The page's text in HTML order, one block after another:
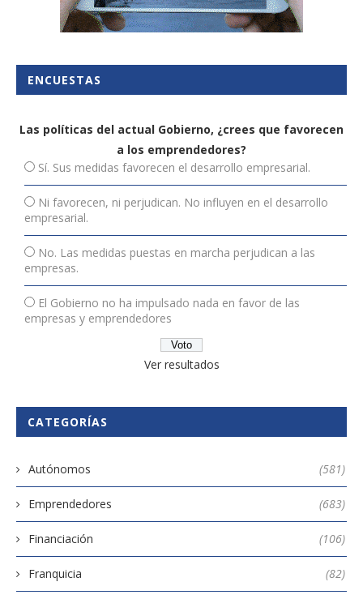
ENCUESTAS
Las políticas del actual Gobierno, ¿crees que favorecen
a los emprendedores?
Sí. Sus medidas favorecen el desarrollo empresarial.
Ni favorecen, ni perjudican. No influyen en el desarrollo
empresarial.
No. Las medidas puestas en marcha perjudican a las
empresas.
El Gobierno no ha impulsado nada en favor de las
empresas y emprendedores
Ver resultados
CATEGORÍAS
Autónomos (581)
Emprendedores (683)
Financiación (106)
Franquicia (82)